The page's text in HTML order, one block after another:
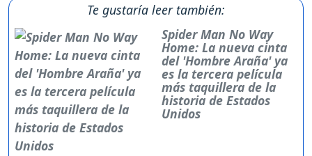
Te gustaría leer también:
Spider Man No Way
Home: La nueva cinta
del 'Hombre Araña' ya
es la tercera película
más taquillera de la
historia de Estados
Unidos